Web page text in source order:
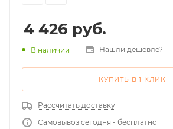
4 426 руб.
В наличии Нашли дешевле?
КУПИТЬ В 1 КЛИК
Рассчитать доставку
Самовывоз сегодня - бесплатно